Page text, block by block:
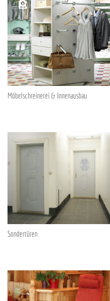
Möbelschreinerei & Innenausbau
Sondertüren